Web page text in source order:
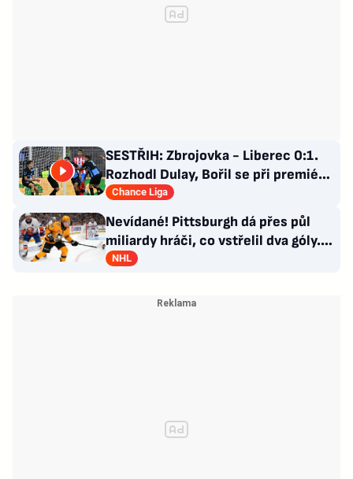
SESTŘIH: Zbrojovka - Liberec 0:1.
Rozhodl Dulay, Bořil se při premiéře
za Slovan zranil
Chance Liga
Nevídané! Pittsburgh dá přes půl
miliardy hráči, co vstřelil dva góly.
GM se hájí
NHL